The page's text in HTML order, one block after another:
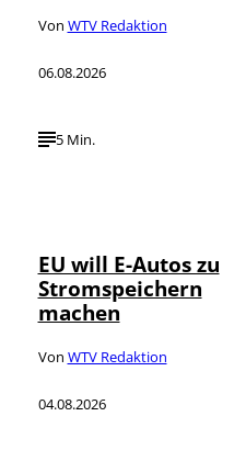
Von WTV Redaktion
06.08.2026
5 Min.
EU will E-Autos zu
Stromspeichern
machen
Von WTV Redaktion
04.08.2026